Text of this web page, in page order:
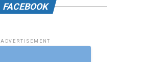
FACEBOOK
ADVERTISEMENT